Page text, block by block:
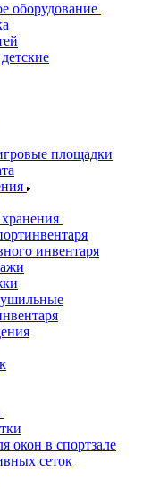
оборудование
площадки
инвентаря
окон в спортзале
сеток